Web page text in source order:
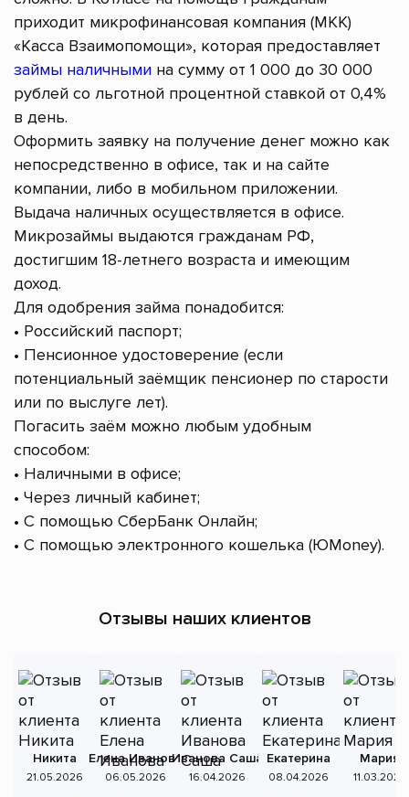
приходит микрофинансовая компания (МКК)
«Касса Взаимопомощи», которая предоставляет
займы наличными на сумму от 1 000 до 30 000
рублей со льготной процентной ставкой от 0,4%
в день.
Оформить заявку на получение денег можно как
непосредственно в офисе, так и на сайте
компании, либо в мобильном приложении.
Выдача наличных осуществляется в офисе.
Микрозаймы выдаются гражданам РФ,
достигшим 18-летнего возраста и имеющим
доход.
Для одобрения займа понадобится:
• Российский паспорт;
• Пенсионное удостоверение (если
потенциальный заёмщик пенсионер по старости
или по выслуге лет).
Погасить заём можно любым удобным
способом:
• Наличными в офисе;
• Через личный кабинет;
• С помощью СберБанк Онлайн;
• С помощью электронного кошелька (ЮMoney).
Отзывы наших клиентов
Никита
21.05.2026
Елена Иванова
06.05.2026
Иванова Саша
16.04.2026
Екатерина
08.04.2026
Мария
11.03.2026